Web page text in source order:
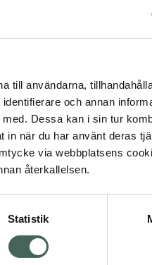
till användarna,
och annan
Dessa kan i sin tur
in när du har använt deras
via webbplatsens
återkallelsen.
Statistik
I apotek:
Köp via
erbjudanden
Om recept